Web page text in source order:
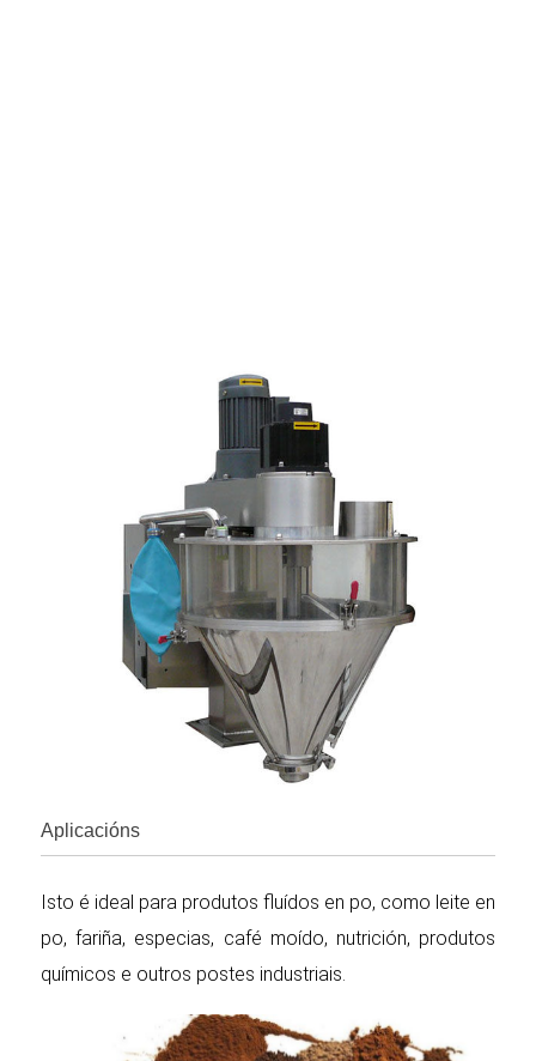
Aplicacións
Isto é ideal para produtos fluídos en po, como leite en
po, fariña, especias, café moído, nutrición, produtos
químicos e outros postes industriais.